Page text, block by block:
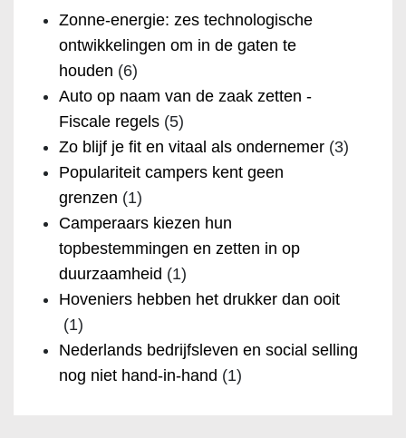
Zonne-energie: zes technologische
ontwikkelingen om in de gaten te
houden (6)
Auto op naam van de zaak zetten -
Fiscale regels (5)
Zo blijf je fit en vitaal als ondernemer (3)
Populariteit campers kent geen
grenzen (1)
Camperaars kiezen hun
topbestemmingen en zetten in op
duurzaamheid (1)
Hoveniers hebben het drukker dan ooit
(1)
Nederlands bedrijfsleven en social selling
nog niet hand-in-hand (1)